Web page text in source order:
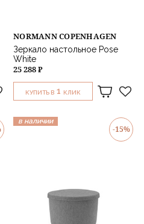
NORMANN COPENHAGEN
Зеркало настольное Pose
White
25 288 ₽
КУПИТЬ В 1 КЛИК
в наличии
-15%